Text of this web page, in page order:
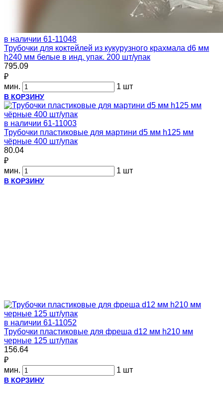
в наличии 61-11048
Трубочки для коктейлей из кукурузного крахмала d6 мм
h240 мм белые в инд. упак. 200 шт/упак
795.09
₽
мин.
1 шт
В КОРЗИНУ
в наличии 61-11003
Трубочки пластиковые для мартини d5 мм h125 мм
чёрные 400 шт/упак
80.04
₽
мин.
1 шт
В КОРЗИНУ
в наличии 61-11052
Трубочки пластиковые для фреша d12 мм h210 мм
черные 125 шт/упак
156.64
₽
мин.
1 шт
В КОРЗИНУ